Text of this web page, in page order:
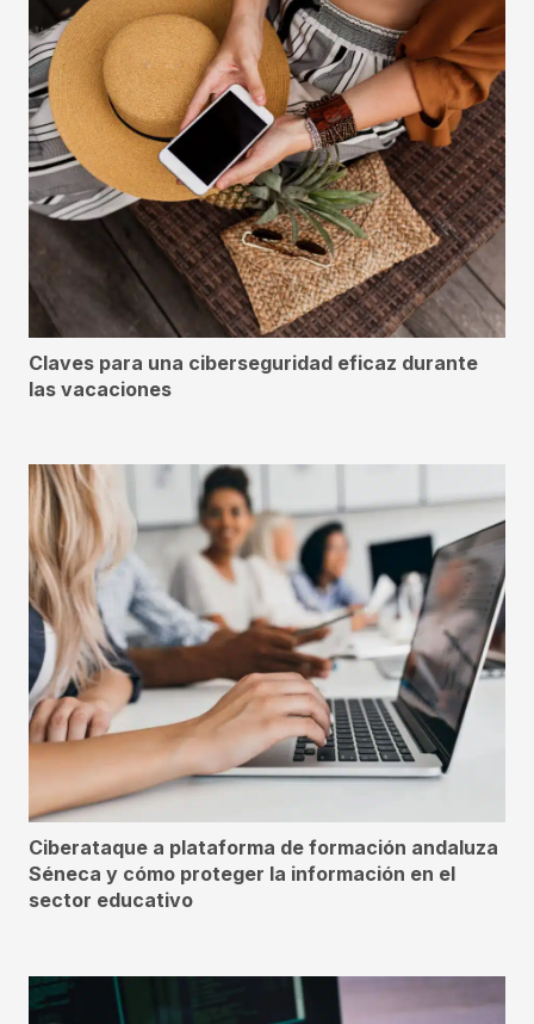
Claves para una ciberseguridad eficaz durante
las vacaciones
Ciberataque a plataforma de formación andaluza
Séneca y cómo proteger la información en el
sector educativo